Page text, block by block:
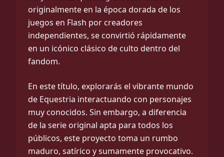
originalmente en la época dorada de los
juegos en Flash por creadores
independientes, se convirtió rápidamente
en un icónico clásico de culto dentro del
fandom.
En este título, explorarás el vibrante mundo
de Equestria interactuando con personajes
muy conocidos. Sin embargo, a diferencia
de la serie original apta para todos los
públicos, este proyecto toma un rumbo
maduro, satírico y sumamente provocativo.